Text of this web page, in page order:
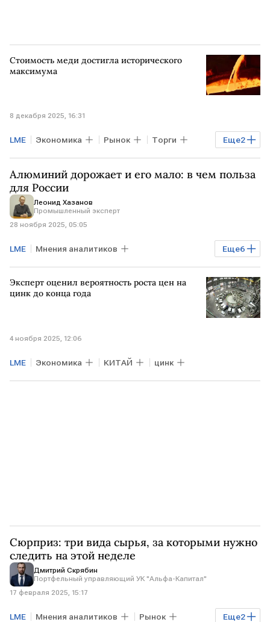
Стоимость меди достигла исторического
максимума
8 декабря 2025, 16:31
Еще2
LME Экономика Рынок Торги
КИТАЙ WSJ
Алюминий дорожает и его мало: в чем польза
для России
Леонид Хазанов
Промышленный эксперт
28 ноября 2025, 05:05
Еще6
LME Мнения аналитиков
Мировая экономика США КИТАЙ
ИНДОНЕЗИЯ Русал
Эксперт оценил вероятность роста цен на
цинк до конца года
4 ноября 2025, 12:06
LME Экономика КИТАЙ цинк
Сюрприз: три вида сырья, за которыми нужно
следить на этой неделе
Дмитрий Скрябин
Портфельный управляющий УК "Альфа-Капитал"
17 февраля 2025, 15:17
Еще2
LME Мнения аналитиков Рынок